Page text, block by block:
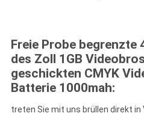
Freie Probe begrenzte
des Zoll 1GB
geschickten CMYK
Batterie 1000mah:
treten Sie mit uns brüllen direkt in